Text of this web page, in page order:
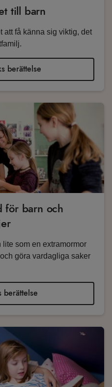
till barn
att få känna sig viktig, det
berättelse
för barn och
som en extramormor
göra vardagliga saker
berättelse